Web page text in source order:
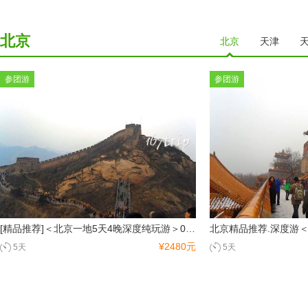
北京 北京 天津
参团游
¥2480元
5天
参团游
5天